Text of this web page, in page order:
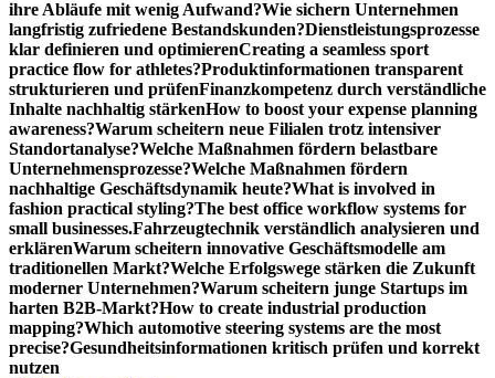
ihre Abläufe mit wenig Aufwand?Wie sichern Unternehmen
langfristig zufriedene Bestandskunden?Dienstleistungsprozesse
klar definieren und optimierenCreating a seamless sport
practice flow for athletes?Produktinformationen transparent
strukturieren und prüfenFinanzkompetenz durch verständliche
Inhalte nachhaltig stärkenHow to boost your expense planning
awareness?Warum scheitern neue Filialen trotz intensiver
Standortanalyse?Welche Maßnahmen fördern belastbare
Unternehmensprozesse?Welche Maßnahmen fördern
nachhaltige Geschäftsdynamik heute?What is involved in
fashion practical styling?The best office workflow systems for
small businesses.Fahrzeugtechnik verständlich analysieren und
erklärenWarum scheitern innovative Geschäftsmodelle am
traditionellen Markt?Welche Erfolgswege stärken die Zukunft
moderner Unternehmen?Warum scheitern junge Startups im
harten B2B-Markt?How to create industrial production
mapping?Which automotive steering systems are the most
precise?Gesundheitsinformationen kritisch prüfen und korrekt
nutzen